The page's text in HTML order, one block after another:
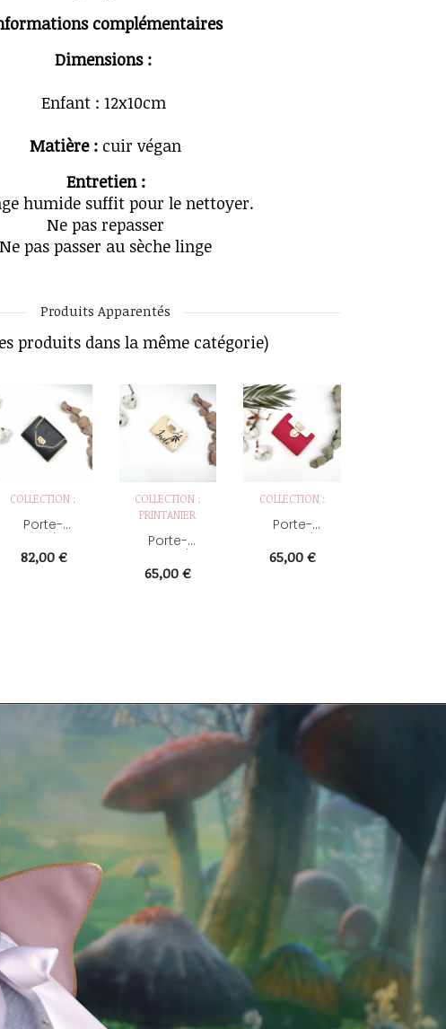
complémentaires
Dimensions :
Enfant : 12x10cm
Matière : cuir végan
Entretien :
humide suffit pour le nettoyer.
Ne pas repasser
Ne pas passer au sèche linge
Produits Apparentés
produits dans la même catégorie)
COLLECTION :
Porte-
monnaie ex
voto...
Prix
82,00 €
COLLECTION :
PRINTANIER
Porte-
monnaie
enfant,...
Prix
65,00 €
COLLECTION :
Porte-
monnaie
Enfant...
Prix
65,00 €